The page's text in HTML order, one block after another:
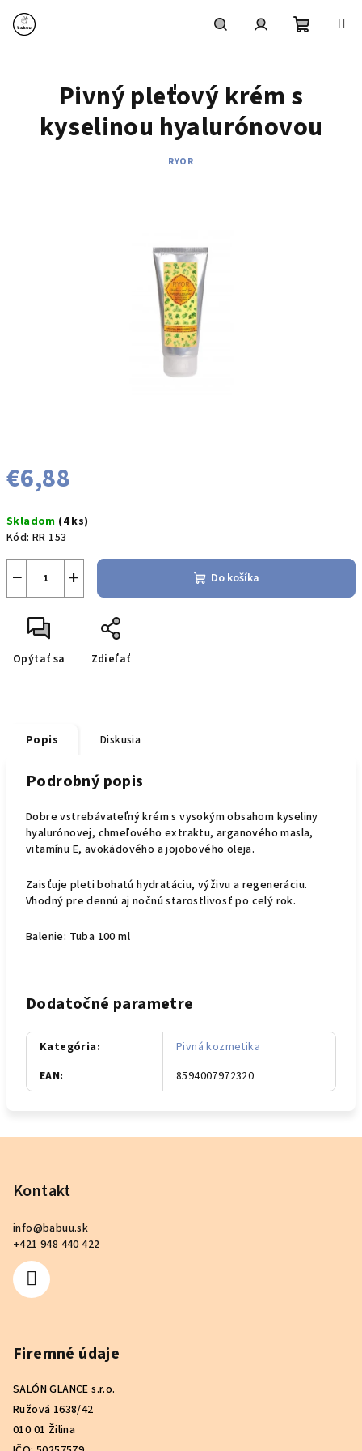
obsah
košík
€6,88
cena:
Skladom (4 ks)
Kód: RR 153
+
− Do košíka
Opýtať sa Zdieľať
Pivný pleťový krém s
kyselinou hyalurónovou
RYOR
Popis Diskusia
Podrobný popis
Dobre vstrebávateľný krém s vysokým obsahom kyseliny
hyalurónovej, chmeľového extraktu, arganového masla,
vitamínu E, avokádového a jojobového oleja.
Zaisťuje pleti bohatú hydratáciu, výživu a regeneráciu.
Vhodný pre dennú aj nočnú starostlivosť po celý rok.
Balenie: Tuba 100 ml
Dodatočné parametre
Kategória:
Pivná kozmetika
EAN: 8594007972320
Kontakt
info@babuu.sk
+421 948 440 422
Firemné údaje
SALÓN GLANCE s.r.o.
Ružová 1638/42
010 01 Žilina